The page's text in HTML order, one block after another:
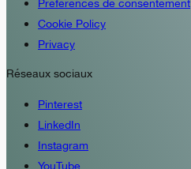
Préférences de consentement
Cookie Policy
Privacy
Réseaux sociaux
Pinterest
LinkedIn
Instagram
YouTube